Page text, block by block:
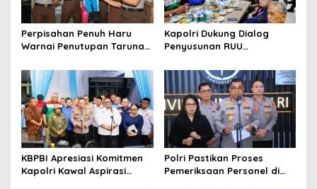
a
t
i
o
n
Perpisahan Penuh Haru
Warnai Penutupan Taruna
Kepulauan
Kapolri Dukung Dialog
Penyusunan RUU
Jembatan Aspirasi Buruh
KBPBI Apresiasi Komitmen
Kapolri Kawal Aspirasi
Polri Pastikan Proses
Pemeriksaan Personel di